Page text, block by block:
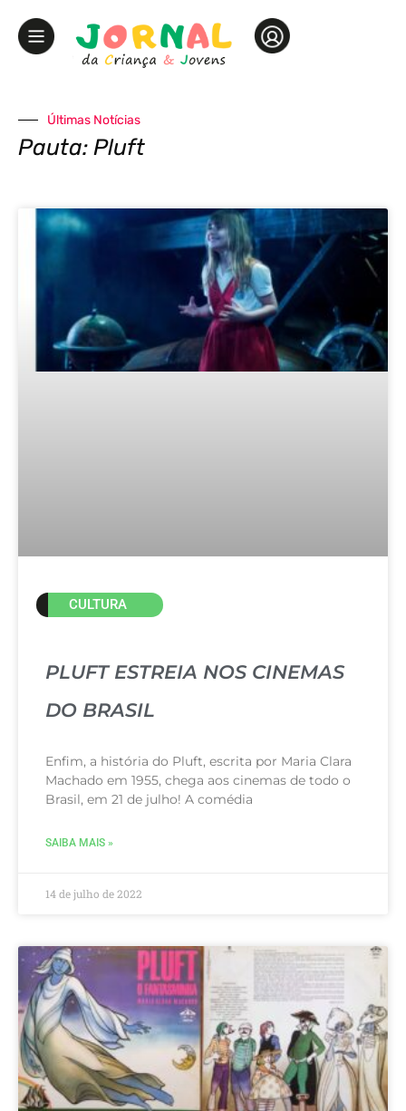
Últimas Notícias
Pauta: Pluft
CULTURA
PLUFT ESTREIA NOS CINEMAS
DO BRASIL
Enfim, a história do Pluft, escrita por Maria Clara
Machado em 1955, chega aos cinemas de todo o
Brasil, em 21 de julho! A comédia
SAIBA MAIS »
14 de julho de 2022